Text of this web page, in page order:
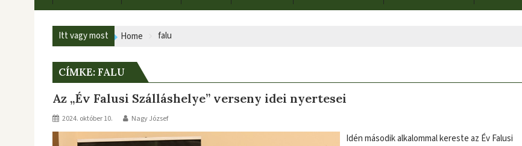
Itt vagy most Home falu
CÍMKE:FALU
Az „Év Falusi Szálláshelye” verseny idei nyertesei
2024. október 10. Nagy József
Idén második alkalommal kereste az Év Falusi